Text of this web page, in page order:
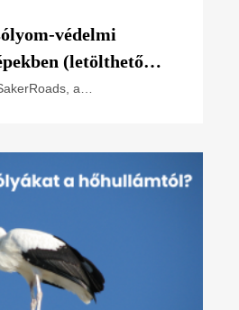
védelmi
(letölthető
a